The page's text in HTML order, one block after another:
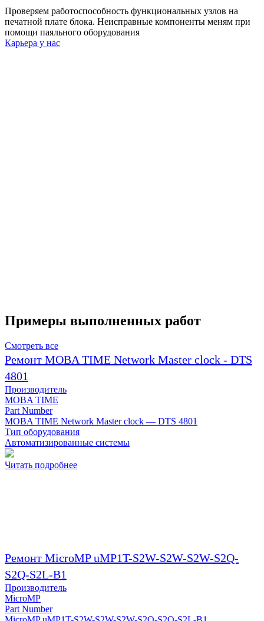
Проверяем работоспособность функциональных узлов на
печатной плате блока. Неисправные компоненты меням при
помощи паяльного оборудования
Карьера у нас
Примеры выполненных работ
Смотреть все
Ремонт MOBA TIME Network Master clock - DTS
4801
Производитель
MOBA TIME
Part Number
MOBA TIME Network Master clock — DTS 4801
Тип оборудования
Автоматизированные системы
Читать подробнее
Ремонт MicroMP uMP1T-S2W-S2W-S2W-S2Q-
S2Q-S2L-B1
Производитель
MicroMP
Part Number